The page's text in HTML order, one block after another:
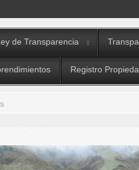
de Transparencia
Registro